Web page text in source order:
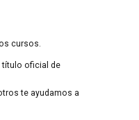
cursos.
oficial de
te ayudamos a